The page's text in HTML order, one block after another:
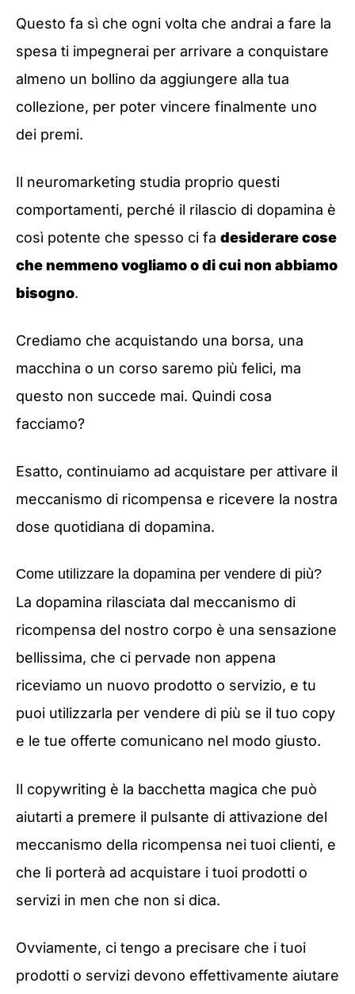
Questo fa sì che ogni volta che andrai a fare la
spesa ti impegnerai per arrivare a conquistare
almeno un bollino da aggiungere alla tua
collezione, per poter vincere finalmente uno
dei premi.
Il neuromarketing studia proprio questi
comportamenti, perché il rilascio di dopamina è
così potente che spesso ci fa desiderare cose
che nemmeno vogliamo o di cui non abbiamo
bisogno.
Crediamo che acquistando una borsa, una
macchina o un corso saremo più felici, ma
questo non succede mai. Quindi cosa
facciamo?
Esatto, continuiamo ad acquistare per attivare il
meccanismo di ricompensa e ricevere la nostra
dose quotidiana di dopamina.
Come utilizzare la dopamina per vendere di più?
La dopamina rilasciata dal meccanismo di
ricompensa del nostro corpo è una sensazione
bellissima, che ci pervade non appena
riceviamo un nuovo prodotto o servizio, e tu
puoi utilizzarla per vendere di più se il tuo copy
e le tue offerte comunicano nel modo giusto.
Il copywriting è la bacchetta magica che può
aiutarti a premere il pulsante di attivazione del
meccanismo della ricompensa nei tuoi clienti, e
che li porterà ad acquistare i tuoi prodotti o
servizi in men che non si dica.
Ovviamente, ci tengo a precisare che i tuoi
prodotti o servizi devono effettivamente aiutare